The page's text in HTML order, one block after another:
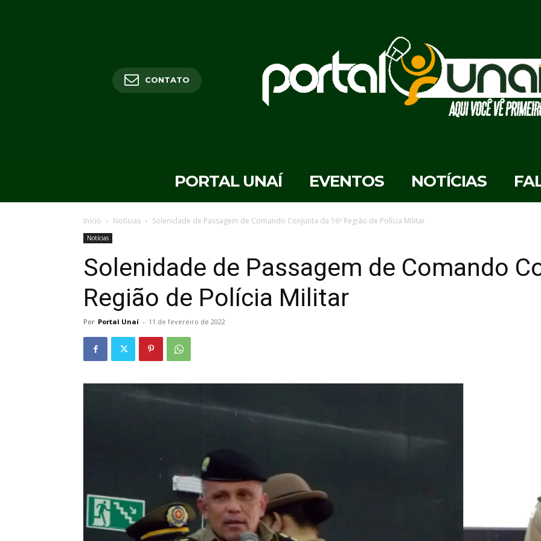
CONTATO
PORTAL UNAÍ EVENTOS NOTÍCIAS
Início Notícias Solenidade de Passagem de Comando Conjunta da 16ª Região de Polícia Militar
Notícias
Solenidade de Passagem de Comando
Região de Polícia Militar
Por Portal Unaí - 11 de fevereiro de 2022